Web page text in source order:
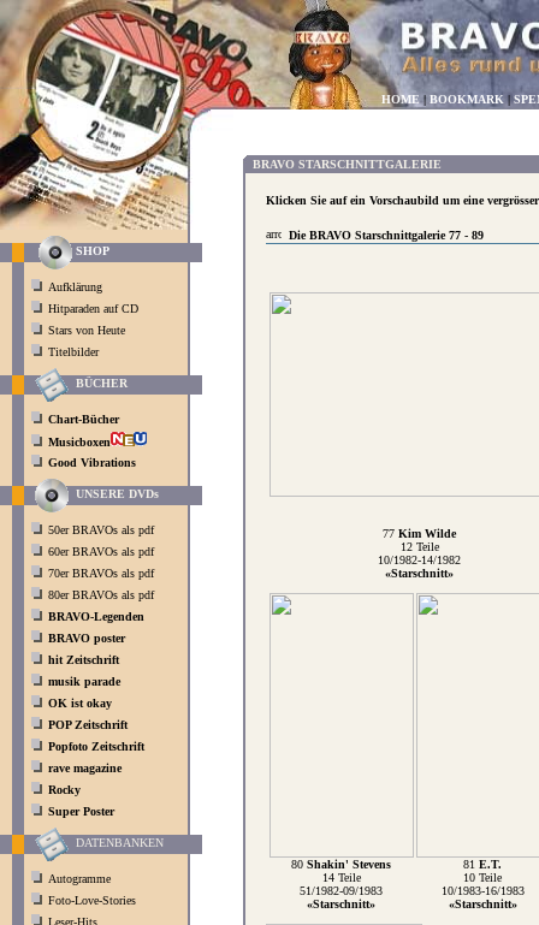
HOME | BOOKMARK |
SHOP
Aufklärung
Hitparaden auf CD
Stars von Heute
Titelbilder
BÜCHER
Chart-Bücher
Musicboxen
Good Vibrations
UNSERE DVDs
50er BRAVOs als pdf
60er BRAVOs als pdf
70er BRAVOs als pdf
80er BRAVOs als pdf
BRAVO-Legenden
BRAVO poster
hit Zeitschrift
musik parade
OK ist okay
POP Zeitschrift
Popfoto Zeitschrift
rave magazine
Rocky
Super Poster
DATENBANKEN
Autogramme
Foto-Love-Stories
Leser-Hits
BRAVO STARSCHNITTGALERIE
Klicken Sie auf ein Vorschaubild um eine
Die BRAVO Starschnittgalerie 77 - 89
77 Kim Wilde
12 Teile
10/1982-14/1982
«Starschnitt»
80 Shakin' Stevens 81 E.T.
14 Teile
10 Teile
51/1982-09/1983
10/1983-16/1983
«Starschnitt»
«Starschnitt»